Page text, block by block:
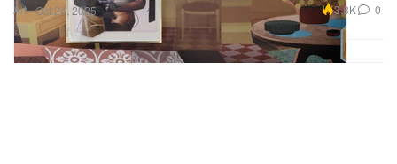
Art Oct 24, 2025 3.8K 0